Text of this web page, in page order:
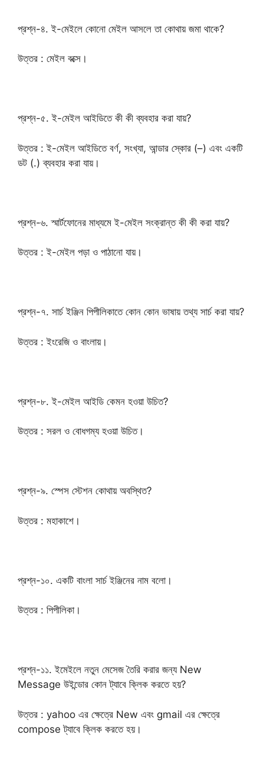
প্রশ্ন-৪. ই-মেইলে কোনো মেইল আসলে তা কোথায় জমা থাকে?
উত্তর : মেইল বক্সে।
প্রশ্ন-৫. ই-মেইল আইডিতে কী কী ব্যবহার করা যায়?
উত্তর : ই-মেইল আইডিতে বর্ণ, সংখ্যা, আন্ডার স্কোর (–) এবং একটি
ডট (.) ব্যবহার করা যায়।
প্রশ্ন-৬. স্মার্টফোনের মাধ্যমে ই-মেইল সংক্রান্ত কী কী করা যায়?
উত্তর : ই-মেইল পড়া ও পাঠানো যায়।
প্রশ্ন-৭. সার্চ ইঞ্জিন পিপীলিকাতে কোন কোন ভাষায় তথ্য সার্চ করা যায়?
উত্তর : ইংরেজি ও বাংলায়।
প্রশ্ন-৮. ই-মেইল আইডি কেমন হওয়া উচিত?
উত্তর : সরল ও বোধগম্য হওয়া উচিত।
প্রশ্ন-৯. স্পেস স্টেশন কোথায় অবস্থিত?
উত্তর : মহাকাশে।
প্রশ্ন-১০. একটি বাংলা সার্চ ইঞ্জিনের নাম বলো।
উত্তর : পিপীলিকা।
প্রশ্ন-১১. ইমেইলে নতুন মেসেজ তৈরি করার জন্য New
Message উইন্ডোর কোন ট্যাবে ক্লিক করতে হয়?
উত্তর : yahoo এর ক্ষেত্রে New এবং gmail এর ক্ষেত্রে
compose ট্যাবে ক্লিক করতে হয়।